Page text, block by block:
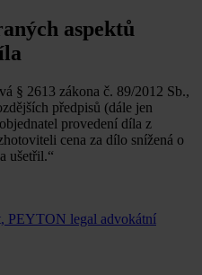
aspektů
§ 2613 zákona č. 89/2012 Sb.,
předpisů (dále jen
provedení díla z
cena za dílo snížená o
ušetřil.“
PEYTON legal advokátní